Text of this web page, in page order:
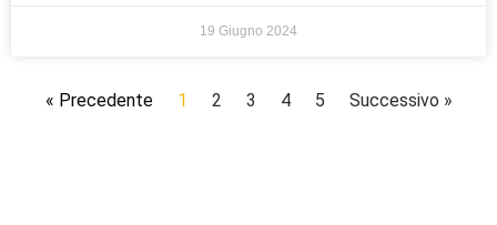
19 Giugno 2024
« Precedente 1 2 3 4 5 Successivo »